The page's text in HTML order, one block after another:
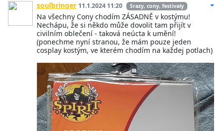
soulbringer 11.1.2024 11:20 Srazy, cony, festivaly
Na všechny Cony chodím ZÁSADNĚ v kostýmu!
Nechápu, že si někdo může dovolit tam přijít v
civilním oblečení - taková neúcta k umění!
(ponechme nyní stranou, že mám pouze jeden
cosplay kostým, ve kterém chodím na každej potlach)